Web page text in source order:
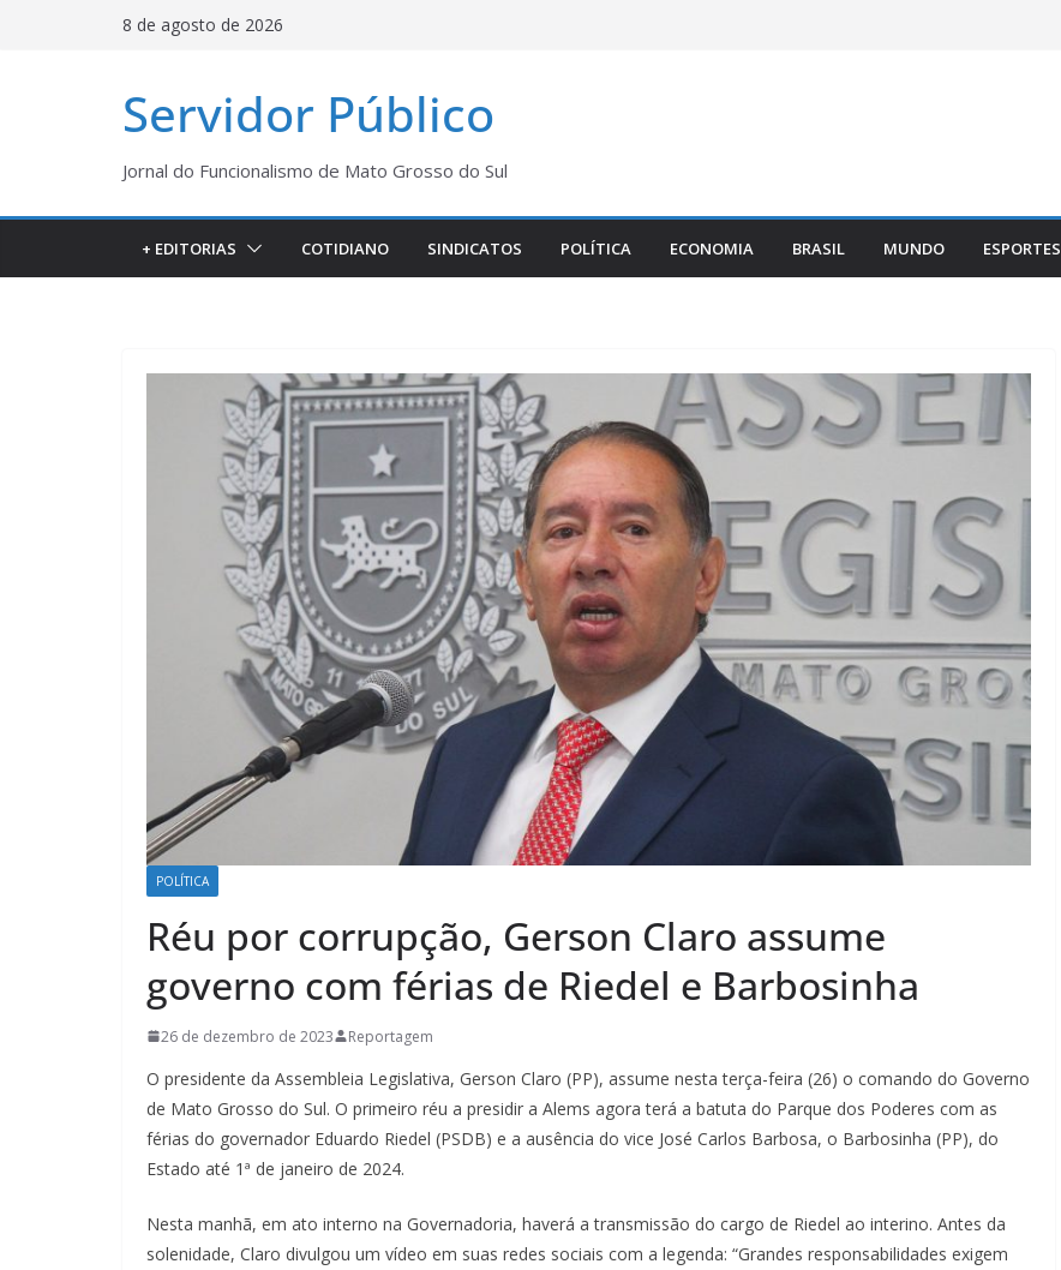
8 de agosto de 2026
Servidor Público
Jornal do Funcionalismo de Mato Grosso do Sul
+ EDITORIAS COTIDIANO SINDICATOS POLÍTICA ECONOMIA BRASIL MUNDO ESPORTES
POLÍTICA
Réu por corrupção, Gerson Claro assume
governo com férias de Riedel e Barbosinha
26 de dezembro de 2023 Reportagem
O presidente da Assembleia Legislativa, Gerson Claro (PP), assume nesta terça-feira (26) o comando do Governo
de Mato Grosso do Sul. O primeiro réu a presidir a Alems agora terá a batuta do Parque dos Poderes com as
férias do governador Eduardo Riedel (PSDB) e a ausência do vice José Carlos Barbosa, o Barbosinha (PP), do
Estado até 1ª de janeiro de 2024.
Nesta manhã, em ato interno na Governadoria, haverá a transmissão do cargo de Riedel ao interino. Antes da
solenidade, Claro divulgou um vídeo em suas redes sociais com a legenda: “Grandes responsabilidades exigem